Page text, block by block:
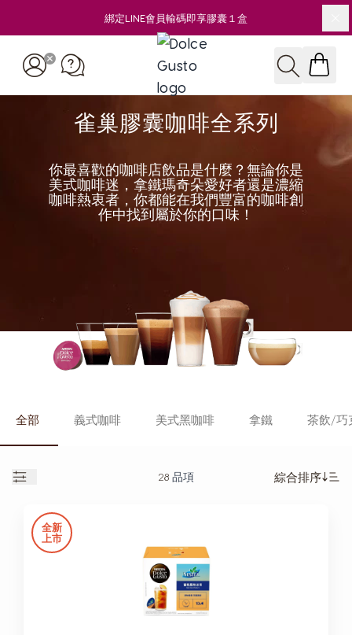
綁定LINE會員輸碼即享膠囊１盒
關
搜尋
雀巢膠囊咖啡全系列
你最喜歡的咖啡店飲品是什麼？無論你是
美式咖啡迷，拿鐵瑪奇朵愛好者還是濃縮
咖啡熱衷者，你都能在我們豐富的咖啡創
作中找到屬於你的口味！
全部 義式咖啡 美式黑咖啡 拿鐵 茶飲/巧
28 品項
綜合排序
全新
上市